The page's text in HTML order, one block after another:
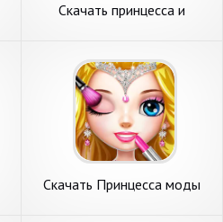
Скачать принцесса и
Андроид
Скачать Принцесса моды